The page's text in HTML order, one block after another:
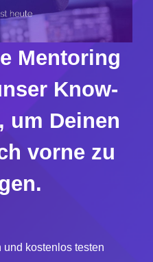
Mentoring
Know-
um Deinen
vorne zu
kostenlos testen